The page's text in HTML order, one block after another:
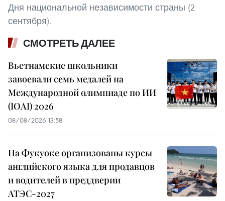
Дня национальной независимости страны (2
сентября).
СМОТРЕТЬ ДАЛЕЕ
Вьетнамские школьники
завоевали семь медалей на
Международной олимпиаде по ИИ
(IOAI) 2026
08/08/2026 13:58
На Фукуоке организованы курсы
английского языка для продавцов
и водителей в преддверии
АТЭС-2027